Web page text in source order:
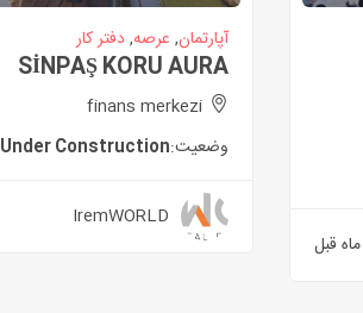
آپارتمان, عرصه,دفتر کار
SİNPAŞ KORU AURA
finans merkezi
وضعیت:Under Construction
IremWORLD